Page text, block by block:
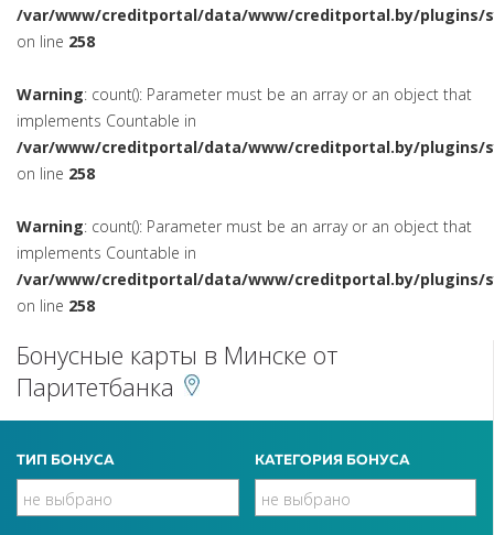
/var/www/creditportal/data/www/creditportal.by/plugins/
on line 258
Warning: count(): Parameter must be an array or an object that
implements Countable in
/var/www/creditportal/data/www/creditportal.by/plugins/
on line 258
Warning: count(): Parameter must be an array or an object that
implements Countable in
/var/www/creditportal/data/www/creditportal.by/plugins/
on line 258
Бонусные карты в Минске от
Паритетбанка
ТИП БОНУСА КАТЕГОРИЯ БОНУСА